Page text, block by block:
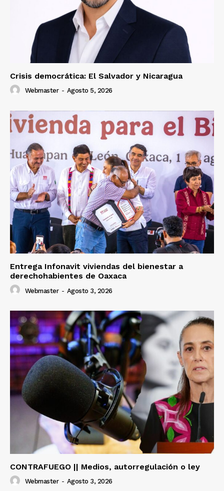
Crisis democrática: El Salvador y Nicaragua
Webmaster - Agosto 5, 2026
Entrega Infonavit viviendas del bienestar a
derechohabientes de Oaxaca
Webmaster - Agosto 3, 2026
CONTRAFUEGO || Medios, autorregulación o ley
Webmaster - Agosto 3, 2026